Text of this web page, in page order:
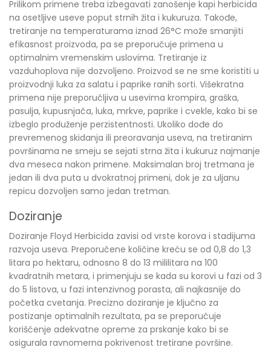
Prilikom primene treba izbegavati zanošenje kapi herbicida
na osetljive useve poput strnih žita i kukuruza. Takođe,
tretiranje na temperaturama iznad 26°C može smanjiti
efikasnost proizvoda, pa se preporučuje primena u
optimalnim vremenskim uslovima. Tretiranje iz
vazduhoplova nije dozvoljeno. Proizvod se ne sme koristiti u
proizvodnji luka za salatu i paprike ranih sorti. Višekratna
primena nije preporučljiva u usevima krompira, graška,
pasulja, kupusnjača, luka, mrkve, paprike i cvekle, kako bi se
izbeglo produženje perzistentnosti. Ukoliko dođe do
prevremenog skidanja ili preoravanja useva, na tretiranim
površinama ne smeju se sejati strna žita i kukuruz najmanje
dva meseca nakon primene. Maksimalan broj tretmana je
jedan ili dva puta u dvokratnoj primeni, dok je za uljanu
repicu dozvoljen samo jedan tretman.
Doziranje
Doziranje Floyd Herbicida zavisi od vrste korova i stadijuma
razvoja useva. Preporučene količine kreću se od 0,8 do 1,3
litara po hektaru, odnosno 8 do 13 mililitara na 100
kvadratnih metara, i primenjuju se kada su korovi u fazi od 3
do 5 listova, u fazi intenzivnog porasta, ali najkasnije do
početka cvetanja. Precizno doziranje je ključno za
postizanje optimalnih rezultata, pa se preporučuje
korišćenje adekvatne opreme za prskanje kako bi se
osigurala ravnomerna pokrivenost tretirane površine.